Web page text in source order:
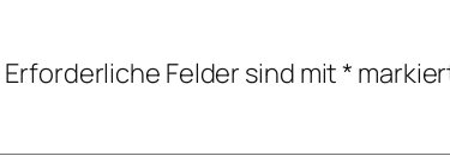
Erforderliche Felder sind mit*